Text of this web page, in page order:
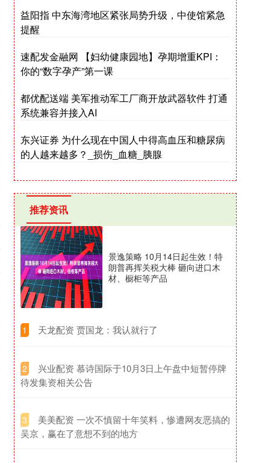
益阳指 中东海湾地区紧张局势升级，中使馆紧急
提醒
速配发金融网 【妇幼健康园地】孕期增重KPI：
你的“数字孕产”第一课
都优配送端 美军推动军工厂商开放武器软件 打通
系统兼容并接入AI
东兴证券 为什么现在中国人中得高血压和糖尿病
的人越来越多？_损伤_血糖_胰腺
推荐资讯
景逸策略 10月14日起生效！特
朗普再挥关税大棒 砸向进口木
材、橱柜等产品
1 ​天龙配资 贾国龙：我认就行了
2
​兴业配资 慕诗国际于10月3日上午盘中短暂停牌
待发集资相关公告
3
​美美配资 一次不慎留十年笑料，惨遭网友恶搞的
吴京，赢在了意想不到的地方